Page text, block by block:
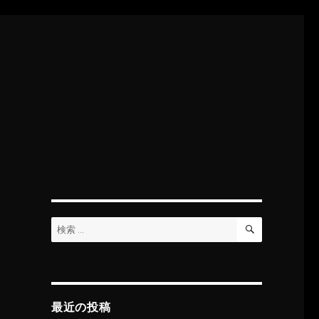
検
索:
検
最近の投稿